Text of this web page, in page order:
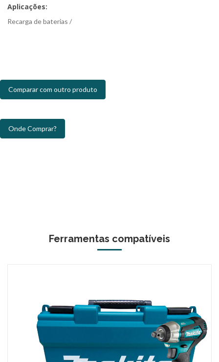
Aplicações:
Recarga de baterias /
Comparar com outro produto
Onde Comprar?
Ferramentas compatíveis